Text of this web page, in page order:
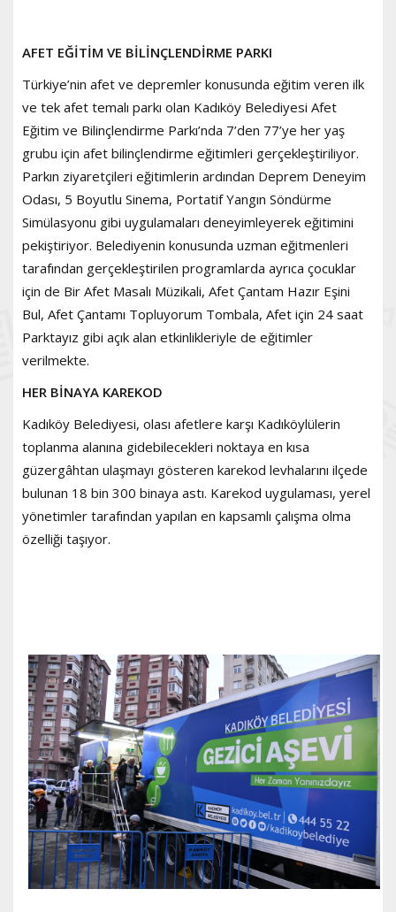
AFET EĞİTİM VE BİLİNÇLENDİRME PARKI
Türkiye’nin afet ve depremler konusunda eğitim veren ilk
ve tek afet temalı parkı olan Kadıköy Belediyesi Afet
Eğitim ve Bilinçlendirme Parkı’nda 7’den 77’ye her yaş
grubu için afet bilinçlendirme eğitimleri gerçekleştiriliyor.
Parkın ziyaretçileri eğitimlerin ardından Deprem Deneyim
Odası, 5 Boyutlu Sinema, Portatif Yangın Söndürme
Simülasyonu gibi uygulamaları deneyimleyerek eğitimini
pekiştiriyor. Belediyenin konusunda uzman eğitmenleri
tarafından gerçekleştirilen programlarda ayrıca çocuklar
için de Bir Afet Masalı Müzikali, Afet Çantam Hazır Eşini
Bul, Afet Çantamı Topluyorum Tombala, Afet için 24 saat
Parktayız gibi açık alan etkinlikleriyle de eğitimler
verilmekte.
HER BİNAYA KAREKOD
Kadıköy Belediyesi, olası afetlere karşı Kadıköylülerin
toplanma alanına gidebilecekleri noktaya en kısa
güzergâhtan ulaşmayı gösteren karekod levhalarını ilçede
bulunan 18 bin 300 binaya astı. Karekod uygulaması, yerel
yönetimler tarafından yapılan en kapsamlı çalışma olma
özelliği taşıyor.